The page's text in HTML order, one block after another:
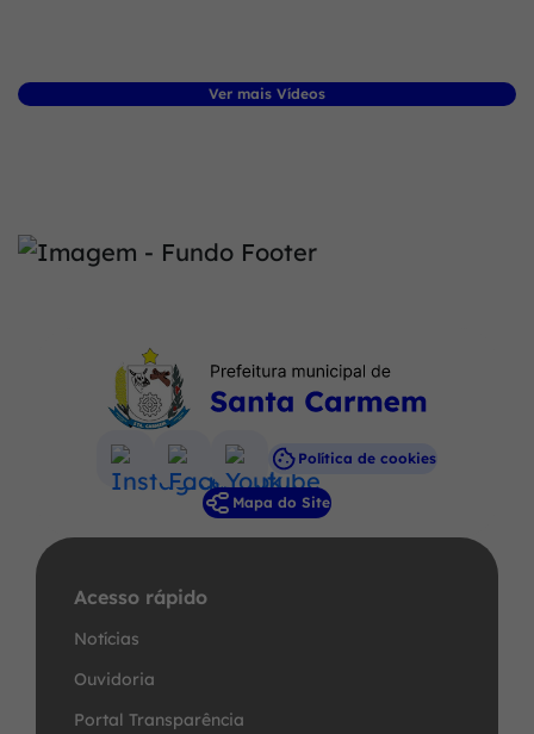
Ver mais Vídeos
Acessar
Rede
Social
Instagram
Acessar
Rede
Social
Acessar
a
Rede
Política de cookies
Mapa do Site
Acesso rápido
Notícias
Ouvidoria
Portal Transparência